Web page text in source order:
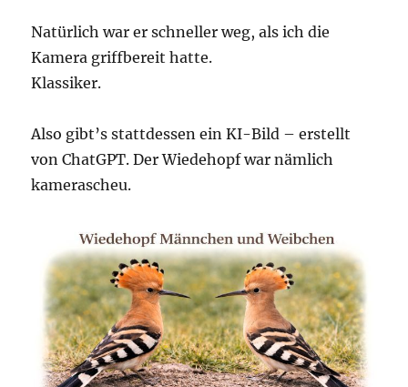
Natürlich war er schneller weg, als ich die
Kamera griffbereit hatte.
Klassiker.
Also gibt’s stattdessen ein KI-Bild – erstellt
von ChatGPT. Der Wiedehopf war nämlich
kamerascheu.